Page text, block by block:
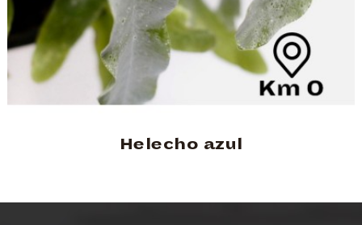
Helecho azul